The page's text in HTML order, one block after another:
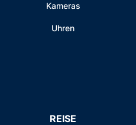
Kameras
Uhren
REISE